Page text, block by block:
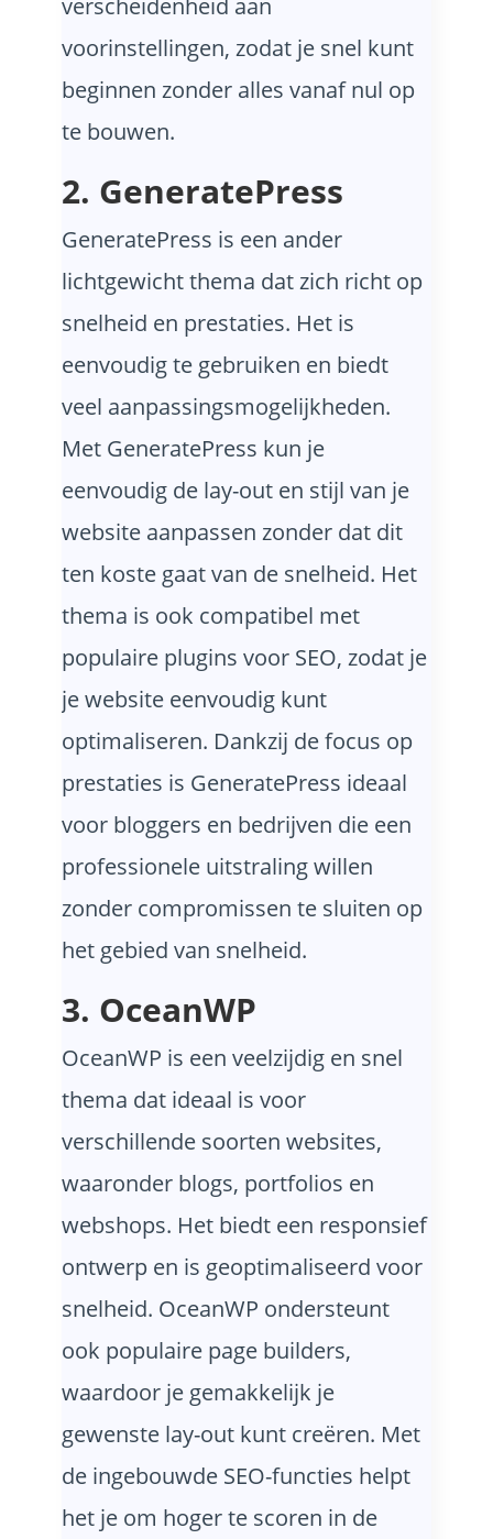
verscheidenheid aan
voorinstellingen, zodat je snel kunt
beginnen zonder alles vanaf nul op
te bouwen.
2. GeneratePress
GeneratePress is een ander
lichtgewicht thema dat zich richt op
snelheid en prestaties. Het is
eenvoudig te gebruiken en biedt
veel aanpassingsmogelijkheden.
Met GeneratePress kun je
eenvoudig de lay-out en stijl van je
website aanpassen zonder dat dit
ten koste gaat van de snelheid. Het
thema is ook compatibel met
populaire plugins voor SEO, zodat je
je website eenvoudig kunt
optimaliseren. Dankzij de focus op
prestaties is GeneratePress ideaal
voor bloggers en bedrijven die een
professionele uitstraling willen
zonder compromissen te sluiten op
het gebied van snelheid.
3. OceanWP
OceanWP is een veelzijdig en snel
thema dat ideaal is voor
verschillende soorten websites,
waaronder blogs, portfolios en
webshops. Het biedt een responsief
ontwerp en is geoptimaliseerd voor
snelheid. OceanWP ondersteunt
ook populaire page builders,
waardoor je gemakkelijk je
gewenste lay-out kunt creëren. Met
de ingebouwde SEO-functies helpt
het je om hoger te scoren in de